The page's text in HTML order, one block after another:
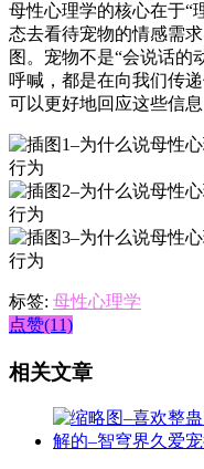
母性心理学的核心在于“
态去看待宠物的情感需
图。宠物不是“会说话的
呼喊，都是在向我们传
可以更好地回应这些信
标签: 母性心理学
点赞(11)
相关文章